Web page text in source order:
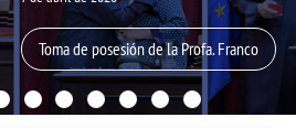
Rectora Magnífica, D.ª Carmen Vargas
Macías.Toma de posesión de la Profa. Franco